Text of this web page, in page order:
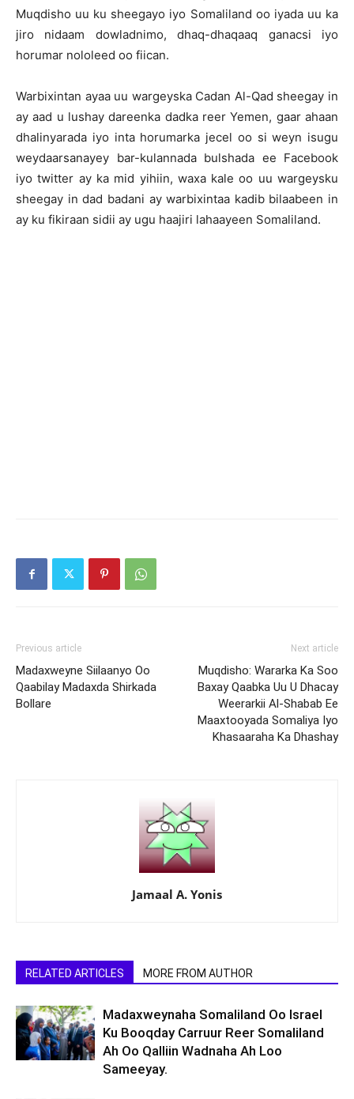
Muqdisho uu ku sheegayo iyo Somaliland oo iyada uu ka
jiro nidaam dowladnimo, dhaq-dhaqaaq ganacsi iyo
horumar nololeed oo fiican.
Warbixintan ayaa uu wargeyska Cadan Al-Qad sheegay in
ay aad u lushay dareenka dadka reer Yemen, gaar ahaan
dhalinyarada iyo inta horumarka jecel oo si weyn isugu
weydaarsanayey bar-kulannada bulshada ee Facebook
iyo twitter ay ka mid yihiin, waxa kale oo uu wargeysku
sheegay in dad badani ay warbixintaa kadib bilaabeen in
ay ku fikiraan sidii ay ugu haajiri lahaayeen Somaliland.
Previous article
Madaxweyne Siilaanyo Oo
Qaabilay Madaxda Shirkada
Bollare
Next article
Muqdisho: Wararka Ka Soo
Baxay Qaabka Uu U Dhacay
Weerarkii Al-Shabab Ee
Maaxtooyada Somaliya Iyo
Khasaaraha Ka Dhashay
Jamaal A. Yonis
RELATED ARTICLES MORE FROM AUTHOR
Madaxweynaha Somaliland Oo Israel
Ku Booqday Carruur Reer Somaliland
Ah Oo Qalliin Wadnaha Ah Loo
Sameeyay.